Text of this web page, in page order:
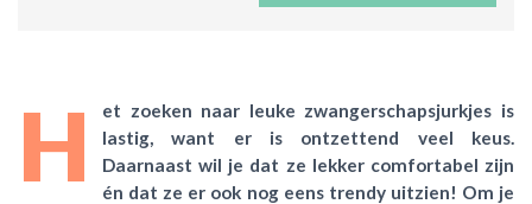
H
et zoeken naar leuke zwangerschapsjurkjes is
lastig, want er is ontzettend veel keus.
Daarnaast wil je dat ze lekker comfortabel zijn
én dat ze er ook nog eens trendy uitzien! Om je